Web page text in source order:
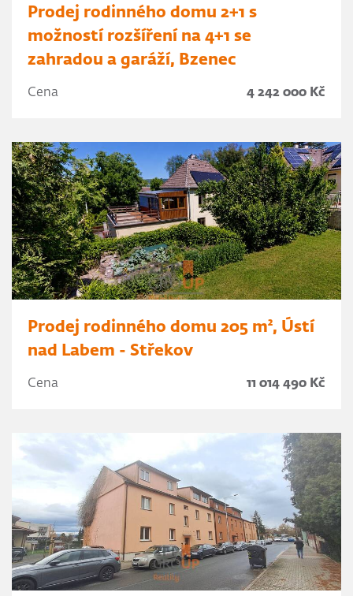
Prodej rodinného domu 2+1 s
možností rozšíření na 4+1 se
zahradou a garáží, Bzenec
Cena 4 242 000 Kč
Prodej rodinného domu 205 m², Ústí
nad Labem - Střekov
Cena 11 014 490 Kč